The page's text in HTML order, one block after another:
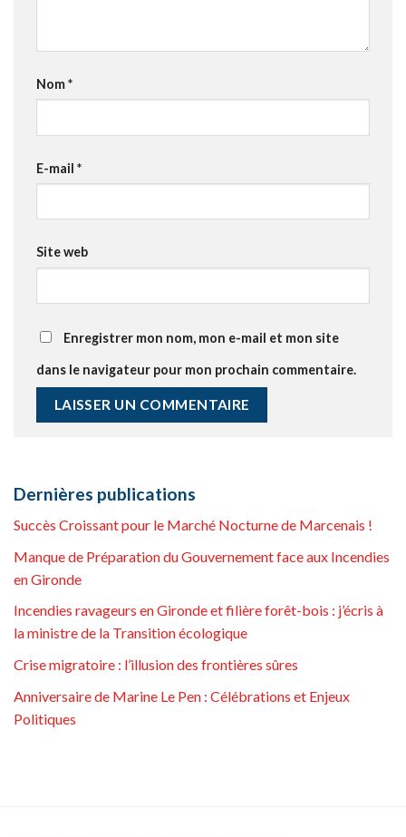
Nom*
E-mail *
Site web
Enregistrer mon nom, mon e-mail et mon site
dans le navigateur pour mon prochain commentaire.
Dernières publications
Succès Croissant pour le Marché Nocturne de Marcenais !
Manque de Préparation du Gouvernement face aux Incendies
en Gironde
Incendies ravageurs en Gironde et filière forêt-bois : j’écris à
la ministre de la Transition écologique
Crise migratoire : l’illusion des frontières sûres
Anniversaire de Marine Le Pen : Célébrations et Enjeux
Politiques